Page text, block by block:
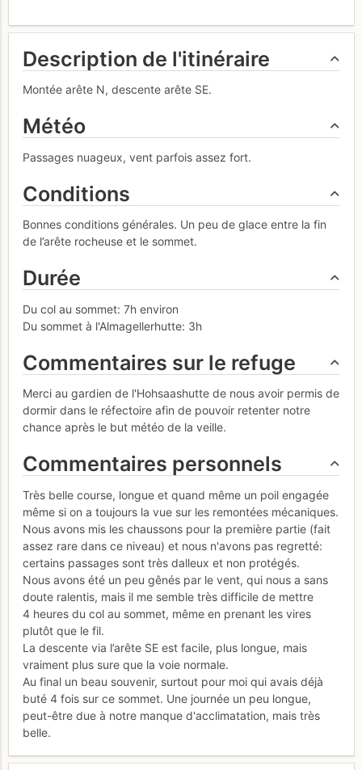
Description de l'itinéraire
Montée arête N, descente arête SE.
Météo
Passages nuageux, vent parfois assez fort.
Conditions
Bonnes conditions générales. Un peu de glace entre la fin
de l’arête rocheuse et le sommet.
Durée
Du col au sommet: 7h environ
Du sommet à l'Almagellerhutte: 3h
Commentaires sur le refuge
Merci au gardien de l'Hohsaashutte de nous avoir permis de
dormir dans le réfectoire afin de pouvoir retenter notre
chance après le but météo de la veille.
Commentaires personnels
Très belle course, longue et quand même un poil engagée
même si on a toujours la vue sur les remontées mécaniques.
Nous avons mis les chaussons pour la première partie (fait
assez rare dans ce niveau) et nous n'avons pas regretté:
certains passages sont très dalleux et non protégés.
Nous avons été un peu gênés par le vent, qui nous a sans
doute ralentis, mais il me semble très difficile de mettre
4 heures du col au sommet, même en prenant les vires
plutôt que le fil.
La descente via l’arête SE est facile, plus longue, mais
vraiment plus sure que la voie normale.
Au final un beau souvenir, surtout pour moi qui avais déjà
buté 4 fois sur ce sommet. Une journée un peu longue,
peut-être due à notre manque d'acclimatation, mais très
belle.